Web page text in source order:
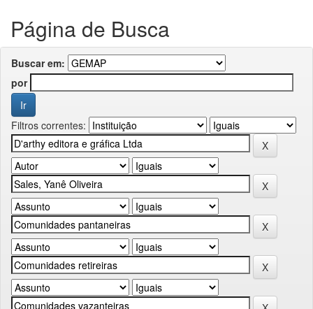
Página de Busca
Buscar em:
por
Filtros correntes: